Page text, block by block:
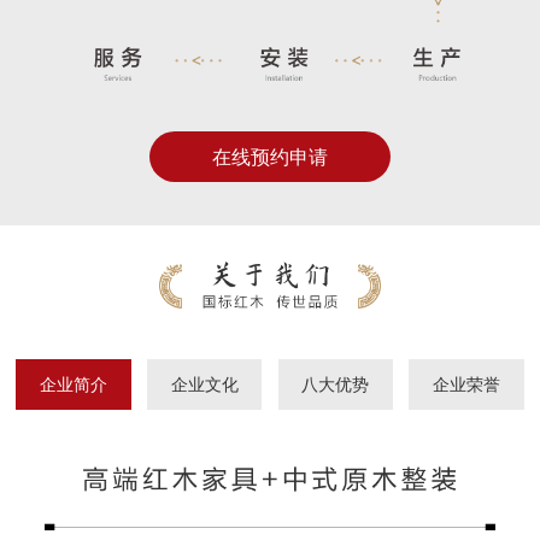
在线预约申请
企业简介 企业文化 八大优势 企业荣誉